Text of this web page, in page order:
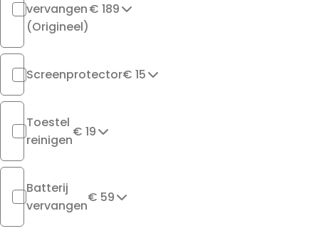
vervangen
(Origineel)
€ 189
Screenprotector€ 15
Toestel
reinigen
€ 19
Batterij
vervangen
€ 59